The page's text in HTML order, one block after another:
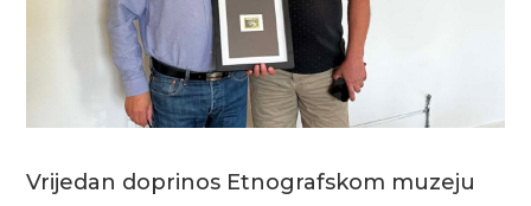
Vrijedan doprinos Etnografskom muzeju